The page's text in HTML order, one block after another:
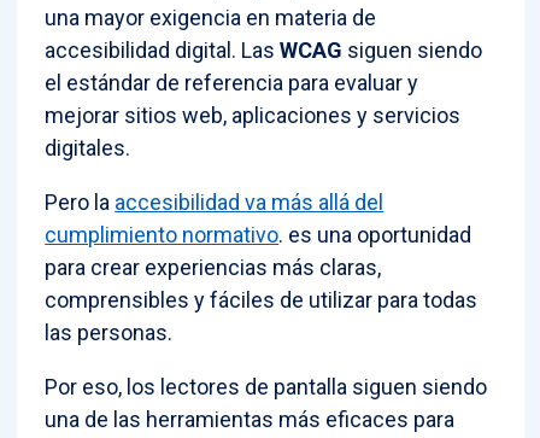
una mayor exigencia en materia de
accesibilidad digital. LasWCAG siguen siendo
el estándar de referencia para evaluar y
mejorar sitios web, aplicaciones y servicios
digitales.
Pero la accesibilidad va más allá del
cumplimiento normativo. es una oportunidad
para crear experiencias más claras,
comprensibles y fáciles de utilizar para todas
las personas.
Por eso, los lectores de pantalla siguen siendo
una de las herramientas más eficaces para